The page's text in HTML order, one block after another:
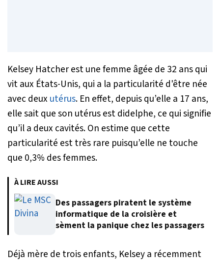
Kelsey Hatcher est une femme âgée de 32 ans qui
vit aux États-Unis, qui a la particularité d'être née
avec deux utérus. En effet, depuis qu’elle a 17 ans,
elle sait que son utérus est didelphe, ce qui signifie
qu’il a deux cavités. On estime que cette
particularité est très rare puisqu’elle ne touche
que 0,3% des femmes.
À LIRE AUSSI
Des passagers piratent le système
informatique de la croisière et
sèment la panique chez les passagers
Déjà mère de trois enfants, Kelsey a récemment